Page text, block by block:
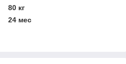
80 кг
24 мес